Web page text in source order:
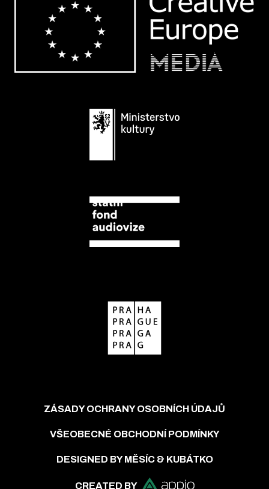
ZÁSADY OCHRANY OSOBNÍCH ÚDAJŮ
VŠEOBECNÉ OBCHODNÍ PODMÍNKY
DESIGNED BY MĚSÍC & KUBÁTKO
CREATED BY